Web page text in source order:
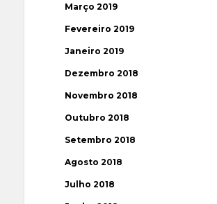
Março 2019
Fevereiro 2019
Janeiro 2019
Dezembro 2018
Novembro 2018
Outubro 2018
Setembro 2018
Agosto 2018
Julho 2018